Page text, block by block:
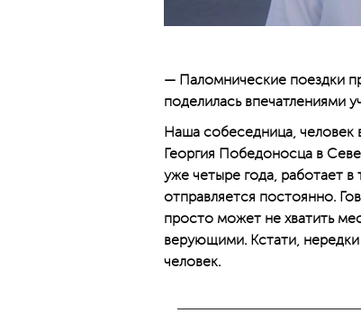
— Паломнические поездки
поделилась впечатлениями
Наша собеседница,
Георгия Победоносца в
уже четыре года, работает
отправляется постоянно.
просто может не хватить
верующими. Кстати,
человек.